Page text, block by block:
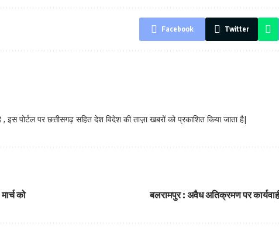
Facebook Twitter
पोर्टल पर छत्तीसगढ़ सहित देश विदेश की ताज़ा खबरों को प्रकाशित किया जाता है|
को बलरामपुर : अवैध अतिक्रमण पर